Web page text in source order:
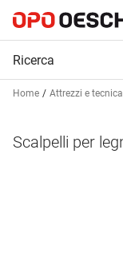
Home Attrezzi e
Scalpelli per